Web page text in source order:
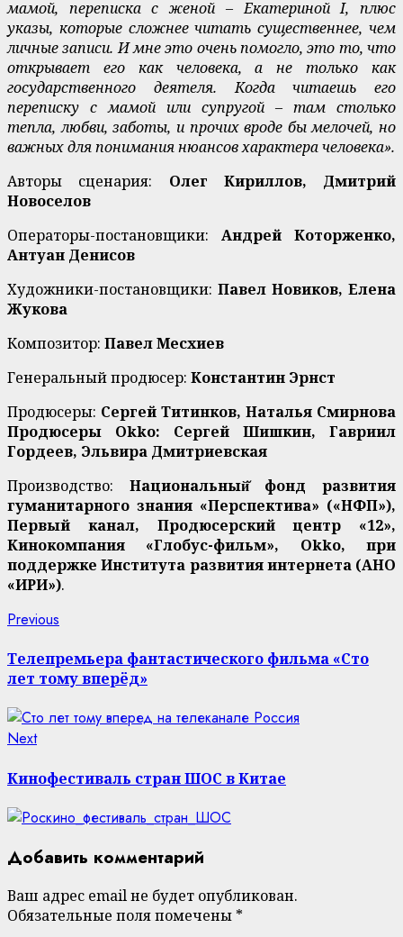
мамой, переписка с женой – Екатериной I, плюс
указы, которые сложнее читать существеннее, чем
личные записи. И мне это очень помогло, это то, что
открывает его как человека, а не только как
государственного деятеля. Когда читаешь его
переписку с мамой или супругой – там столько
тепла, любви, заботы, и прочих вроде бы мелочей, но
важных для понимания нюансов характера человека».
Авторы сценария: Олег Кириллов, Дмитрий
Новоселов
Операторы-постановщики: Андрей Которженко,
Антуан Денисов
Художники-постановщики: Павел Новиков, Елена
Жукова
Композитор: Павел Месхиев
Генеральный продюсер: Константин Эрнст
Продюсеры: Сергей Титинков, Наталья Смирнова
Продюсеры Okko: Сергей Шишкин, Гавриил
Гордеев, Эльвира Дмитриевская
Производство: Национальный̆ фонд развития
гуманитарного знания «Перспектива» («НФП»),
Первый канал, Продюсерский центр «12»,
Кинокомпания «Глобус-фильм», Okko, при
поддержке Института развития интернета (АНО
«ИРИ»).
Continue
Reading
Previous
Телепремьера фантастического фильма «Сто
лет тому вперёд»
NextNext
Кинофестиваль стран ШОС в Китае
Добавить комментарий
Ваш адрес email не будет опубликован.
Обязательные поля помечены *